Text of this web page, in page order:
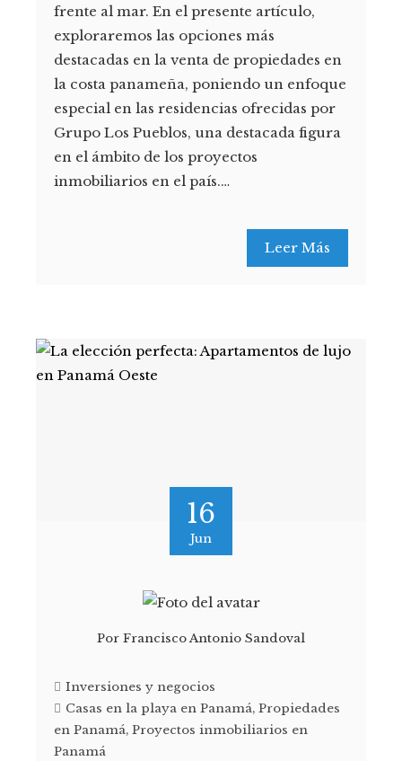
frente al mar. En el presente artículo,
exploraremos las opciones más
destacadas en la venta de propiedades en
la costa panameña, poniendo un enfoque
especial en las residencias ofrecidas por
Grupo Los Pueblos, una destacada figura
en el ámbito de los proyectos
inmobiliarios en el país.…
Leer Más
16
Jun
Por Francisco Antonio Sandoval
Inversiones y negocios
Casas en la playa en Panamá, Propiedades
en Panamá, Proyectos inmobiliarios en
Panamá